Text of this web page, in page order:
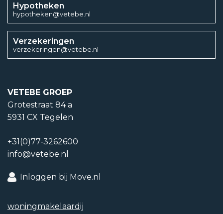
Hypotheken
hypotheken@vetebe.nl
Verzekeringen
verzekeringen@vetebe.nl
VETEBE GROEP
Grotestraat 84 a
5931 CX Tegelen
+31(0)77-3262600
info@vetebe.nl
Inloggen bij Move.nl
woning­makelaardij